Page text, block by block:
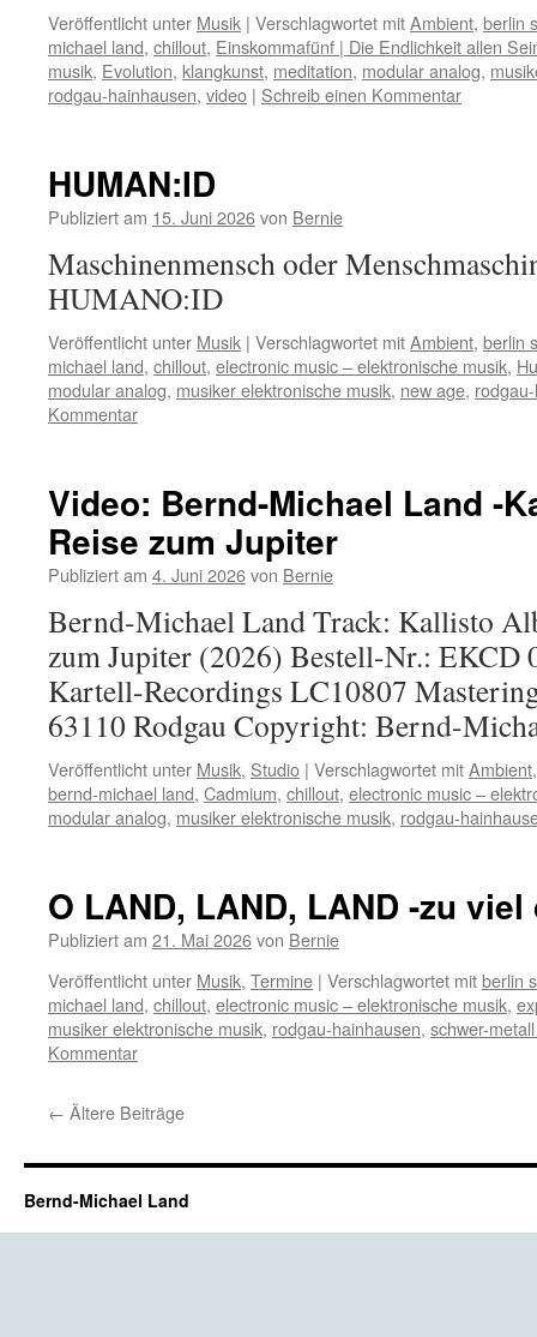
Veröffentlicht unter Musik | Verschlagwortet mitAmbient, berlin
michael land, chillout, Einskommafünf | Die Endlichkeit allen
musik, Evolution, klangkunst, meditation, modular analog,
rodgau-hainhausen, video | Schreib einen Kommentar
HUMAN:ID
Publiziert am 15. Juni 2026von Bernie
Maschinenmensch oder
HUMANO:ID
Veröffentlicht unter Musik | Verschlagwortet mitAmbient, berlin
michael land, chillout, electronic music – elektronische musik,
modular analog, musiker elektronische musik, new age,
Kommentar
Video: Bernd-Michael Land -
Reise zum Jupiter
Publiziert am 4. Juni 2026von Bernie
Bernd-Michael Land Track: Kallisto
zum Jupiter (2026) Bestell-Nr.: EKCD
Kartell-Recordings LC10807
63110 Rodgau Copyright: Bernd-
Veröffentlicht unter Musik, Studio | Verschlagwortet mitAmbient
bernd-michael land, Cadmium, chillout, electronic music –
modular analog, musiker elektronische musik, rodgau-
O LAND, LAND, LAND -zu
Publiziert am 21. Mai 2026von Bernie
Veröffentlicht unter Musik, Termine | Verschlagwortet mitberlin
michael land, chillout, electronic music – elektronische musik,
musiker elektronische musik, rodgau-hainhausen, schwer-
Kommentar
← Ältere Beiträge
Bernd-Michael Land